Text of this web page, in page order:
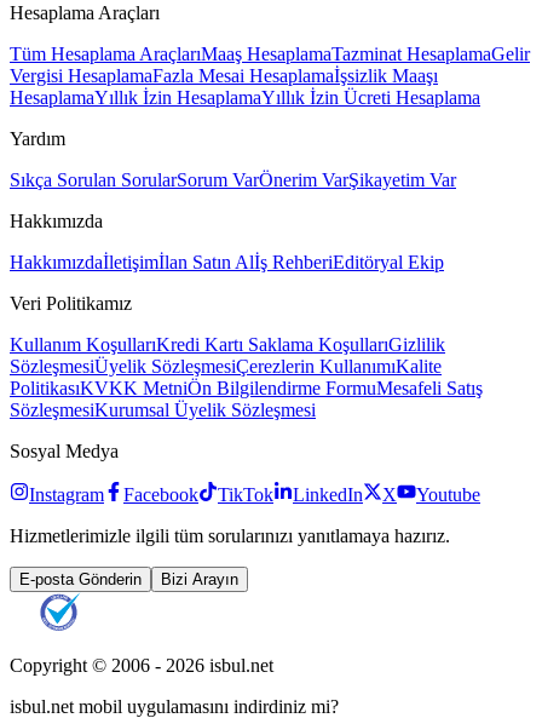
Hesaplama Araçları
Tüm Hesaplama AraçlarıMaaş HesaplamaTazminat HesaplamaGelir
Vergisi HesaplamaFazla Mesai Hesaplamaİşsizlik Maaşı
HesaplamaYıllık İzin HesaplamaYıllık İzin Ücreti Hesaplama
Yardım
Sıkça Sorulan SorularSorum VarÖnerim VarŞikayetim Var
Hakkımızda
Hakkımızdaİletişimİlan Satın Alİş RehberiEditöryal Ekip
Veri Politikamız
Kullanım KoşullarıKredi Kartı Saklama KoşullarıGizlilik
SözleşmesiÜyelik SözleşmesiÇerezlerin KullanımıKalite
PolitikasıKVKK MetniÖn Bilgilendirme FormuMesafeli Satış
SözleşmesiKurumsal Üyelik Sözleşmesi
Sosyal Medya
Instagram Facebook TikTok LinkedIn X
Youtube
Hizmetlerimizle ilgili tüm sorularınızı yanıtlamaya hazırız.
E-posta Gönderin Bizi Arayın
Copyright © 2006 - 2026 isbul.net
isbul.net mobil uygulamasını indirdiniz mi?